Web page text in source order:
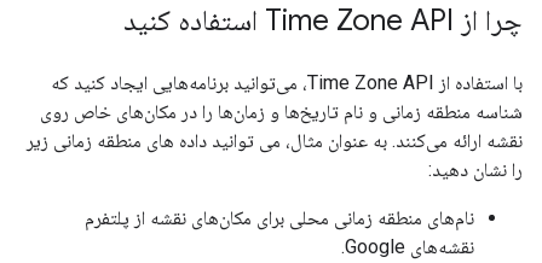
چرا از Time Zone API استفاده کنید
با استفاده از Time Zone API، می‌توانید برنامه‌هایی ایجاد کنید که
شناسه منطقه زمانی و نام تاریخ‌ها و زمان‌ها را در مکان‌های خاص روی
نقشه ارائه می‌کنند. به عنوان مثال، می توانید داده های منطقه زمانی زیر
را نشان دهید:
نام‌های منطقه زمانی محلی برای مکان‌های نقشه از پلتفرم
نقشه‌های Google.